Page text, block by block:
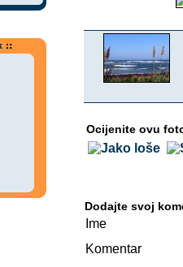
Ocijenite ovu
Dodajte svoj
Ime
Komentar